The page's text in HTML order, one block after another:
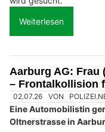
Weiterlesen
Aarburg AG: Frau
– Frontalkollision
02.07.26 VON
Eine Automobilistin
Oltnerstrasse in